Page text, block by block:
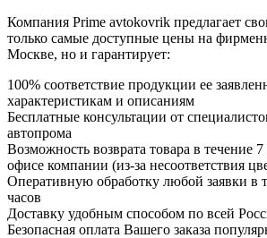
Компания Prime avtokovrik предлагает
только самые доступные цены на
Москве, но и гарантирует:
100% соответствие продукции ее
характеристикам и описаниям
Бесплатные консультации от
автопрома
Возможность возврата товара в течение
офисе компании (из-за несоответствия
Оперативную обработку любой заявки в
часов
Доставку удобным способом по всей
Безопасная оплата Вашего заказа